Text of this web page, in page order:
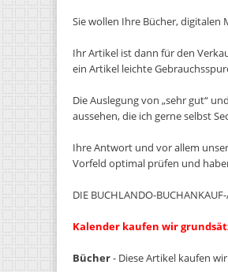
Sie wollen Ihre Bücher, digitalen
Ihr Artikel ist dann für den
ein Artikel leichte
Die Auslegung von „sehr gut“
aussehen, die ich gerne selbst
Ihre Antwort und vor allem
Vorfeld optimal prüfen und
DIE BUCHLANDO-
Kalender kaufen wir
Bücher- Diese Artikel kaufen wir